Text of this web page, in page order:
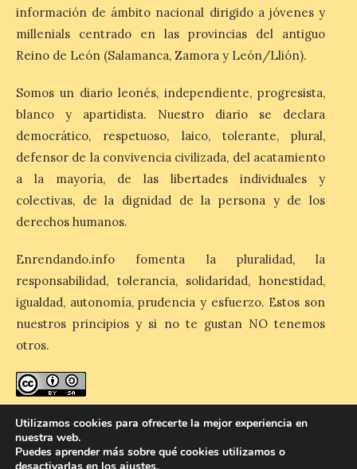
La Bañeza inicia sus
fiestas con el pregón a
Matilla
8 Ago 2026
El Ayuntamiento de La
Bañeza designa a Arturo
Martínez Matilla como
pregonero de las Fiestas
2026. Tendrá lugar este
comunicador astorgano Arturo Martínez
Matilla, […]
La I Feria de la Cerveza
Artesana de Astorga
arranca con una gran
acogida del público
La inauguración contó
información de ámbito nacional dirigido a jóvenes y
millenials centrado en las provincias del antiguo
Reino de León (Salamanca, Zamora y León/Llión).
Somos un diario leonés, independiente, progresista,
blanco y apartidista. Nuestro diario se declara
democrático, respetuoso, laico, tolerante, plural,
defensor de la convivencia civilizada, del acatamiento
a la mayoría, de las libertades individuales y
colectivas, de la dignidad de la persona y de los
derechos humanos.
Enrendando.info fomenta la pluralidad, la
responsabilidad, tolerancia, solidaridad, honestidad,
igualdad, autonomía, prudencia y esfuerzo. Estos son
nuestros principios y si no te gustan NO tenemos
otros.
Reconocimiento-CompartirIgual 4.0 Internacional
Utilizamos cookies para ofrecerte la mejor experiencia en
nuestra web.
Puedes aprender más sobre qué cookies utilizamos o